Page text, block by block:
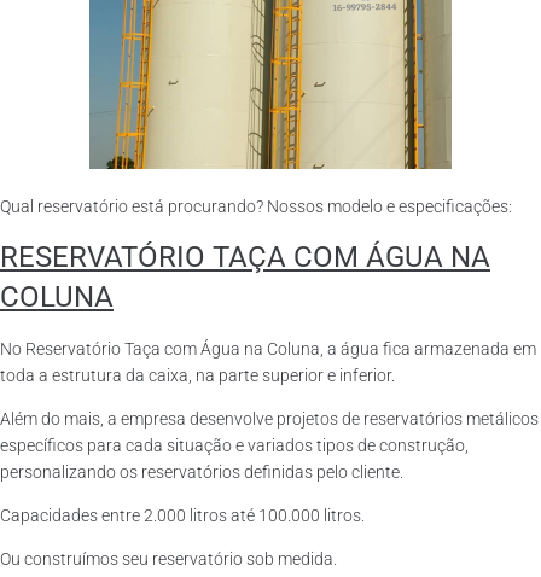
Qual reservatório está procurando? Nossos modelo e especificações:
RESERVATÓRIO TAÇA COM ÁGUA NA
COLUNA
No Reservatório Taça com Água na Coluna, a água fica armazenada em
toda a estrutura da caixa, na parte superior e inferior.
Além do mais, a empresa desenvolve projetos de reservatórios metálicos
específicos para cada situação e variados tipos de construção,
personalizando os reservatórios definidas pelo cliente.
Capacidades entre 2.000 litros até 100.000 litros.
Ou construímos seu reservatório sob medida.